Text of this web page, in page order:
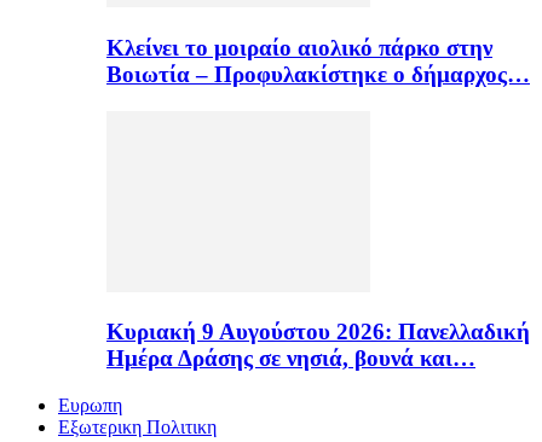
Κλείνει το μοιραίο αιολικό πάρκο στην
Βοιωτία – Προφυλακίστηκε ο δήμαρχος…
Κυριακή 9 Αυγούστου 2026: Πανελλαδική
Ημέρα Δράσης σε νησιά, βουνά και…
Ευρωπη
Εξωτερικη Πολιτικη